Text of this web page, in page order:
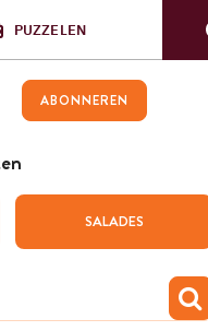
PUZZELEN
ABONNEREN
SALADES